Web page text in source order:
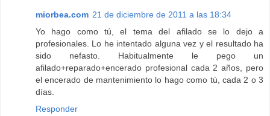
miorbea.com 21 de diciembre de 2011 a las 18:34
Yo hago como tú, el tema del afilado se lo dejo a
profesionales. Lo he intentado alguna vez y el resultado ha
sido nefasto. Habitualmente le pego un
afilado+reparado+encerado profesional cada 2 años, pero
el encerado de mantenimiento lo hago como tú, cada 2 o 3
días.
Responder